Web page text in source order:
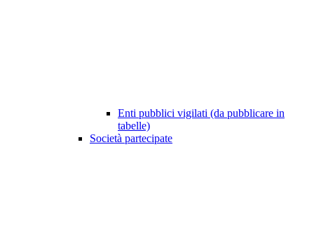
Enti pubblici vigilati (da pubblicare in
tabelle)
Società partecipate